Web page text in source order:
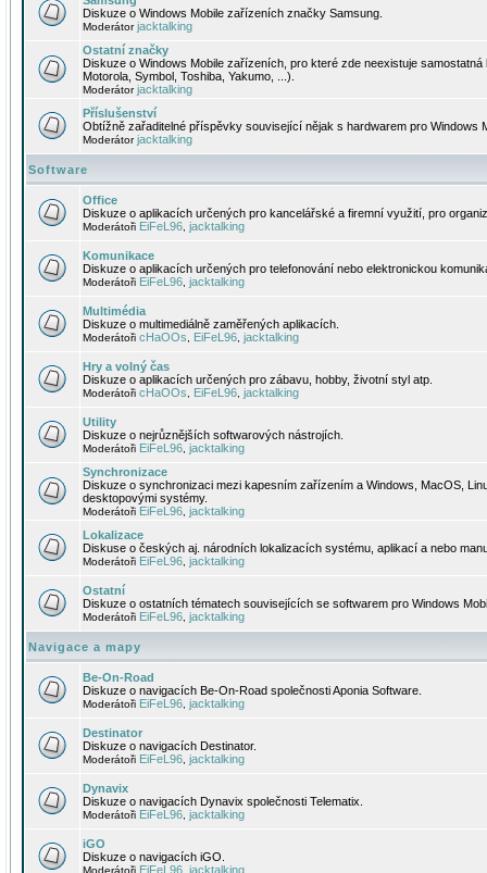
Diskuze o Windows Mobile zařízeních značky Samsung.
Moderátorjacktalking
Ostatní značky
Diskuze o Windows Mobile zařízeních, pro které zde neexistuje
Motorola, Symbol, Toshiba, Yakumo, ...).
Moderátorjacktalking
Příslušenství
Obtížně zařaditelné příspěvky související nějak s hardwarem pro Windows
Moderátorjacktalking
Software
Office
Diskuze o aplikacích určených pro kancelářské a firemní využití, pro
Moderátoři EiFeL96 jacktalking
Komunikace
Diskuze o aplikacích určených pro telefonování nebo elektronickou
Moderátoři EiFeL96 jacktalking
Multimédia
Diskuze o multimediálně zaměřených aplikacích.
Moderátoři cHaOOs EiFeL96 jacktalking
Hry a volný čas
Diskuze o aplikacích určených pro zábavu, hobby, životní styl atp.
Moderátoři cHaOOs EiFeL96 jacktalking
Utility
Diskuze o nejrůznějších softwarových nástrojích.
Moderátoři EiFeL96 jacktalking
Synchronizace
Diskuze o synchronizaci mezi kapesním zařízením a Windows, MacOS,
desktopovými systémy.
Moderátoři EiFeL96 jacktalking
Lokalizace
Diskuse o českých aj. národních lokalizacích systému, aplikací a nebo
Moderátoři EiFeL96 jacktalking
Ostatní
Diskuze o ostatních tématech souvisejících se softwarem pro Windows
Moderátoři EiFeL96 jacktalking
Navigace a mapy
Be-On-Road
Diskuze o navigacích Be-On-Road společnosti Aponia Software.
Moderátoři EiFeL96 jacktalking
Destinator
Diskuze o navigacích Destinator.
Moderátoři EiFeL96 jacktalking
Dynavix
Diskuze o navigacích Dynavix společnosti Telematix.
Moderátoři EiFeL96 jacktalking
iGO
Diskuze o navigacích iGO.
Moderátoři EiFeL96 jacktalking